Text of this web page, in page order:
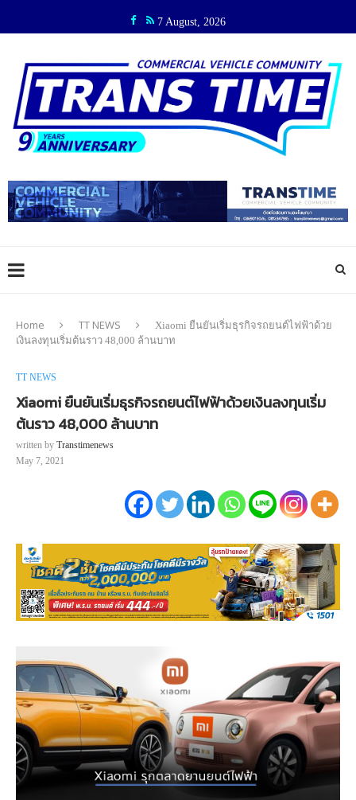
7 August, 2026
Home TT NEWS
Xiaomi ยืนยันเริ่มธุรกิจรถยนต์ไฟฟ้าด้วย
เงินลงทุนเริ่มต้นราว 48,000 ล้านบาท
TT NEWS
Xiaomi ยืนยันเริ่มธุรกิจรถยนต์ไฟฟ้าด้วยเงินลงทุนเริ่ม
ต้นราว 48,000 ล้านบาท
written by Transtimenews
May 7, 2021